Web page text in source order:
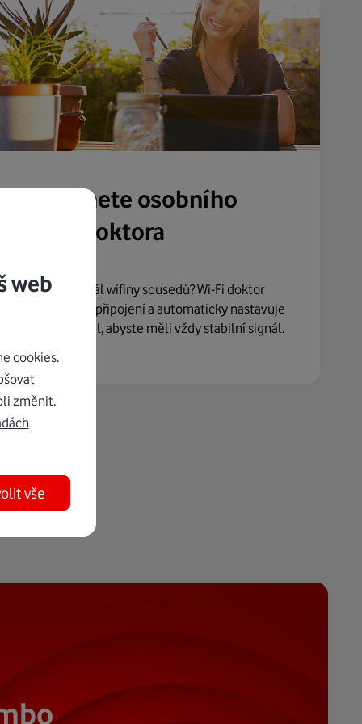
Dostanete osobního
Wi-Fi doktora
Ruší váš signál wifiny sousedů? Wi-Fi doktor
sleduje vaše připojení a automaticky nastavuje
nejlepší kanál, abyste měli vždy stabilní signál.
web
cookies.
změnit.
vše